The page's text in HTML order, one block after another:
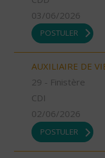
03/06/2026
POSTULER
AUXILIAIRE DE
29 - Finistère
CDI
02/06/2026
POSTULER